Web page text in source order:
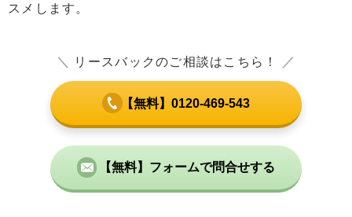
スメします。
＼ リースバックのご相談はこちら！ ／
【無料】0120-469-543
【無料】フォームで問合せする